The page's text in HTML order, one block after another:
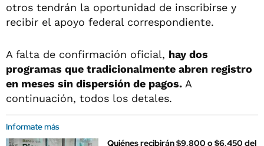
otros tendrán la oportunidad de inscribirse y
recibir el apoyo federal correspondiente.
A falta de confirmación oficial, hay dos
programas que tradicionalmente abren registro
en meses sin dispersión de pagos. A
continuación, todos los detales.
Informate más
Quiénes recibirán $9,800 o $6,450 del